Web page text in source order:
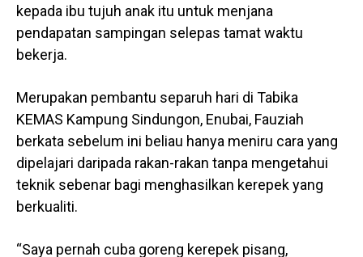
kepada ibu tujuh anak itu untuk menjana
pendapatan sampingan selepas tamat waktu
bekerja.
Merupakan pembantu separuh hari di Tabika
KEMAS Kampung Sindungon, Enubai, Fauziah
berkata sebelum ini beliau hanya meniru cara yang
dipelajari daripada rakan-rakan tanpa mengetahui
teknik sebenar bagi menghasilkan kerepek yang
berkualiti.
“Saya pernah cuba goreng kerepek pisang,